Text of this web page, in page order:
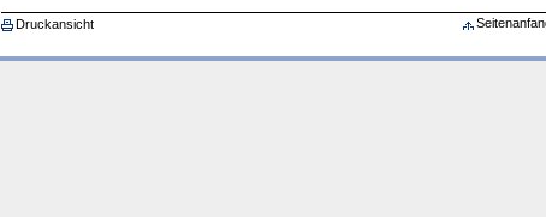
Druckansicht